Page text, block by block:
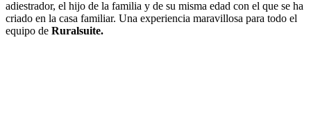
adiestrador, el hijo de la familia y de su misma edad con el que se ha
criado en la casa familiar. Una experiencia maravillosa para todo el
equipo de Ruralsuite.